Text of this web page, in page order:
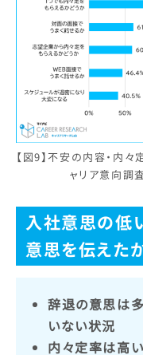
【図9】不安の内容・内
ャリア意向調
入社意思の低
意思を伝えた
辞退の意思は
いない状況
内々定率は高